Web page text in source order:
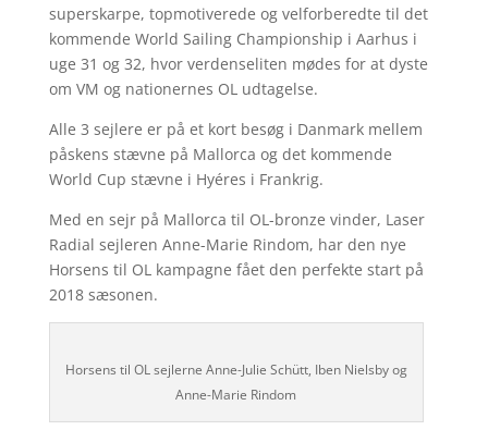
superskarpe, topmotiverede og velforberedte til det
kommende World Sailing Championship i Aarhus i
uge 31 og 32, hvor verdenseliten mødes for at dyste
om VM og nationernes OL udtagelse.
Alle 3 sejlere er på et kort besøg i Danmark mellem
påskens stævne på Mallorca og det kommende
World Cup stævne i Hyéres i Frankrig.
Med en sejr på Mallorca til OL-bronze vinder, Laser
Radial sejleren Anne-Marie Rindom, har den nye
Horsens til OL kampagne fået den perfekte start på
2018 sæsonen.
Horsens til OL sejlerne Anne-Julie Schütt, Iben Nielsby og
Anne-Marie Rindom